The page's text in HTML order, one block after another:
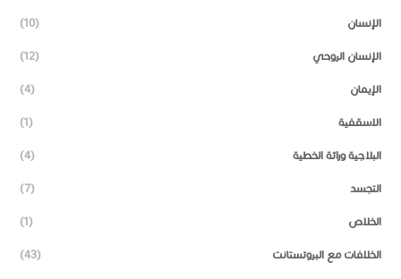
الإنسان (10)
الإنسان الروحي (12)
الإيمان (4)
الاسقفية (1)
البلاجية وراثة الخطية (4)
التجسد (7)
الخلاص (1)
الخلافات مع البروتستانت (43)